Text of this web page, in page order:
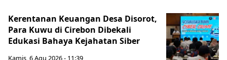
Kerentanan Keuangan Desa Disorot,
Para Kuwu di Cirebon Dibekali
Edukasi Bahaya Kejahatan Siber
Kamis, 6 Agu 2026 - 11:39